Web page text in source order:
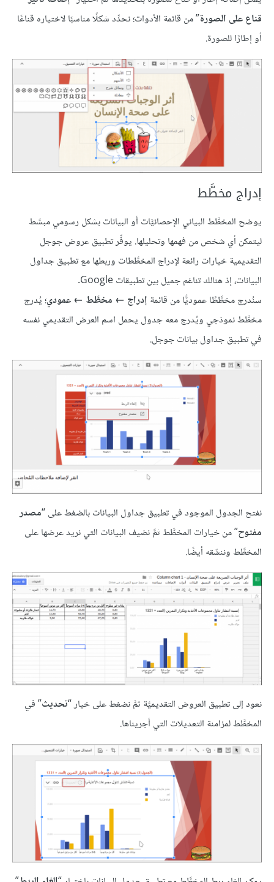
قناع على الصورة” من قائمة الأدوات؛ نحدِّد شكلًا مناسبًا لاختياره قناعًا
أو إطارًا للصورة.
إدراج مخطَّط
يوضح المخطَّط البياني الإحصائيَّات أو البيانات بشكل رسومي مبسَّط
ليتمكن أي شخص من فهمها وتحليلها. يوفِّر تطبيق عروض جوجل
التقديمية خيارات رائعة لإدراج المخطَّطات وربطها مع تطبيق جداول
البيانات، إذ هنالك تناغم جميل بين تطبيقات Google.
سنُدرج مخطَّطًا عموديًّا من قائمة إدراج ← مخطَّط ← عمودي؛ يُدرج
مخطَّط نموذجي ويُدرج معه جدول يحمل اسم العرض التقديمي نفسه
في تطبيق جداول بيانات جوجل.
نفتح الجدول الموجود في تطبيق جداول البيانات بالضغط على “مصدر
مفتوح” من خيارات المخطَّط ثمَّ نضيف البيانات التي نريد عرضها على
المخطَّط وننسِّقه أيضًا.
نعود إلى تطبيق العروض التقديميَّة ثمَّ نضغط على خيار “تحديث” في
المخطَّط لمزامنة التعديلات التي أجريناها.